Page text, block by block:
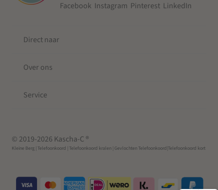
Facebook Instagram Pinterest LinkedIn
Direct naar
Over ons
Service
© 2019-2026 Kascha-C ®
Kleine Berg | Telefoonkoord | Telefoonkoord kralen | Gevlochten Telefoonkoord |Telefoonkoord kort